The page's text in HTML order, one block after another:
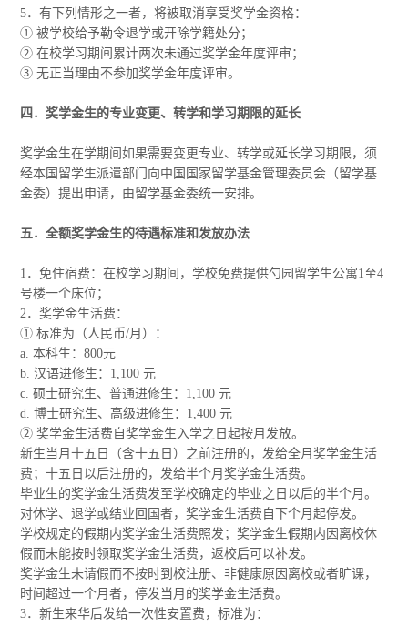
5．有下列情形之一者，将被取消享受奖学金资格：
① 被学校给予勒令退学或开除学籍处分；
② 在校学习期间累计两次未通过奖学金年度评审；
③ 无正当理由不参加奖学金年度评审。
四．奖学金生的专业变更、转学和学习期限的延长
奖学金生在学期间如果需要变更专业、转学或延长学习期限，须
经本国留学生派遣部门向中国国家留学基金管理委员会（留学基
金委）提出申请，由留学基金委统一安排。
五．全额奖学金生的待遇标准和发放办法
1．免住宿费：在校学习期间，学校免费提供勺园留学生公寓1至4
号楼一个床位；
2．奖学金生活费：
① 标准为（人民币/月）：
a. 本科生：800元
b. 汉语进修生：1,100 元
c. 硕士研究生、普通进修生：1,100 元
d. 博士研究生、高级进修生：1,400 元
② 奖学金生活费自奖学金生入学之日起按月发放。
新生当月十五日（含十五日）之前注册的，发给全月奖学金生活
费；十五日以后注册的，发给半个月奖学金生活费。
毕业生的奖学金生活费发至学校确定的毕业之日以后的半个月。
对休学、退学或结业回国者，奖学金生活费自下个月起停发。
学校规定的假期内奖学金生活费照发；奖学金生假期内因离校休
假而未能按时领取奖学金生活费，返校后可以补发。
奖学金生未请假而不按时到校注册、非健康原因离校或者旷课，
时间超过一个月者，停发当月的奖学金生活费。
3．新生来华后发给一次性安置费，标准为：